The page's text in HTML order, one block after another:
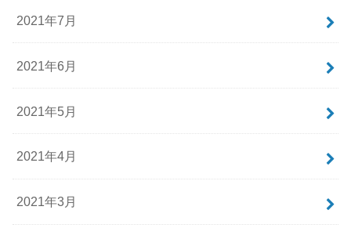
2021年7月
2021年6月
2021年5月
2021年4月
2021年3月